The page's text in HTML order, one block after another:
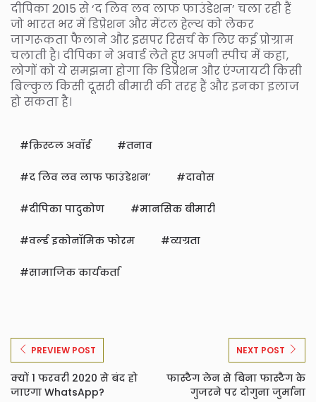
दीपिका 2015 से ‘द लिव लव लाफ फाउंडेशन’ चला रही हैं
जो भारत भर में डिप्रेशन और मेंटल हेल्थ को लेकर
जागरूकता फैलाने और इसपर रिसर्च के लिए कई प्रोग्राम
चलाती है। दीपिका ने अवार्ड लेते हुए अपनी स्पीच में कहा,
लोगों को ये समझना होगा कि डिप्रेशन और एंग्जायटी किसी
बिल्कुल किसी दूसरी बीमारी की तरह हैं और इनका इलाज
हो सकता है।
क्रिस्टल अवॉर्ड तनाव
द लिव लव लाफ फाउंडेशन’ दावोस
दीपिका पादुकोण मानसिक बीमारी
वर्ल्ड इकोनॉमिक फोरम व्यग्रता
सामाजिक कार्यकर्ता
PREVIEW POST
क्यों 1 फरवरी 2020 से बंद हो
जाएगा WhatsApp?
NEXT POST
फास्टैग लेन से बिना फास्टैग के
गुजरने पर दोगुना जुर्माना